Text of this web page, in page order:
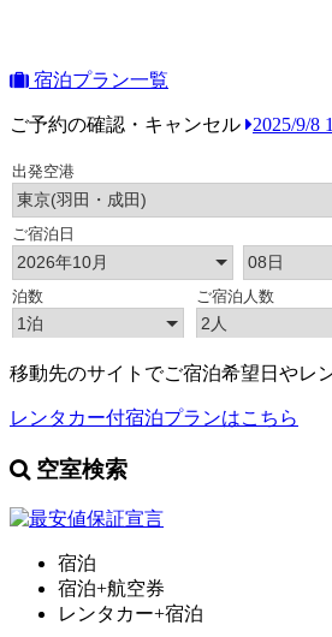
宿泊プラン一覧
ご予約の確認・キャンセル 2025/9/8
移動先のサイトでご宿泊希望日やレ
レンタカー付宿泊プランはこちら
空室検索
宿泊
宿泊+航空券
レンタカー+宿泊